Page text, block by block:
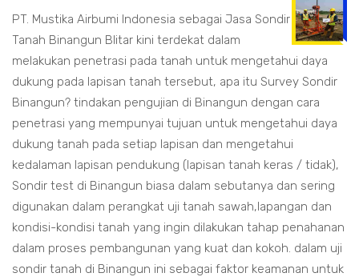
PT. Mustika Airbumi Indonesia sebagai Jasa Sondir
Tanah Binangun Blitar kini terdekat dalam
melakukan penetrasi pada tanah untuk mengetahui daya
dukung pada lapisan tanah tersebut, apa itu Survey Sondir
Binangun? tindakan pengujian di Binangun dengan cara
penetrasi yang mempunyai tujuan untuk mengetahui daya
dukung tanah pada setiap lapisan dan mengetahui
kedalaman lapisan pendukung (lapisan tanah keras / tidak),
Sondir test di Binangun biasa dalam sebutanya dan sering
digunakan dalam perangkat uji tanah sawah,lapangan dan
kondisi-kondisi tanah yang ingin dilakukan tahap penahanan
dalam proses pembangunan yang kuat dan kokoh. dalam uji
sondir tanah di Binangun ini sebagai faktor keamanan untuk